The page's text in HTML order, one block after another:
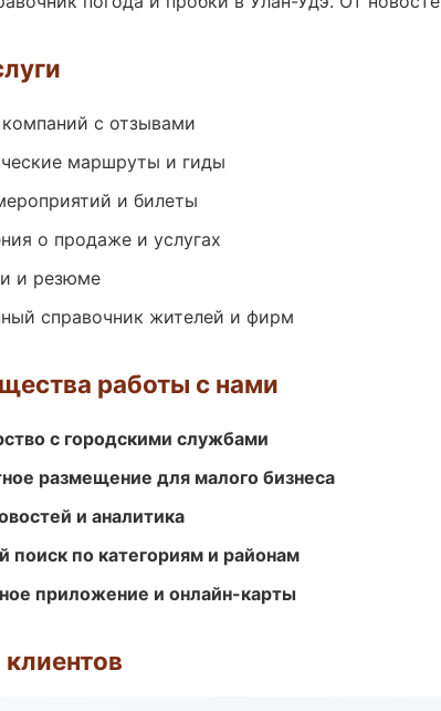
компаний с отзывами
маршруты и гиды
и билеты
о продаже и услугах
и резюме
справочник жителей и фирм
работы с нами
с городскими службами
размещение для малого бизнеса
и аналитика
поиск по категориям и районам
приложение и онлайн-карты